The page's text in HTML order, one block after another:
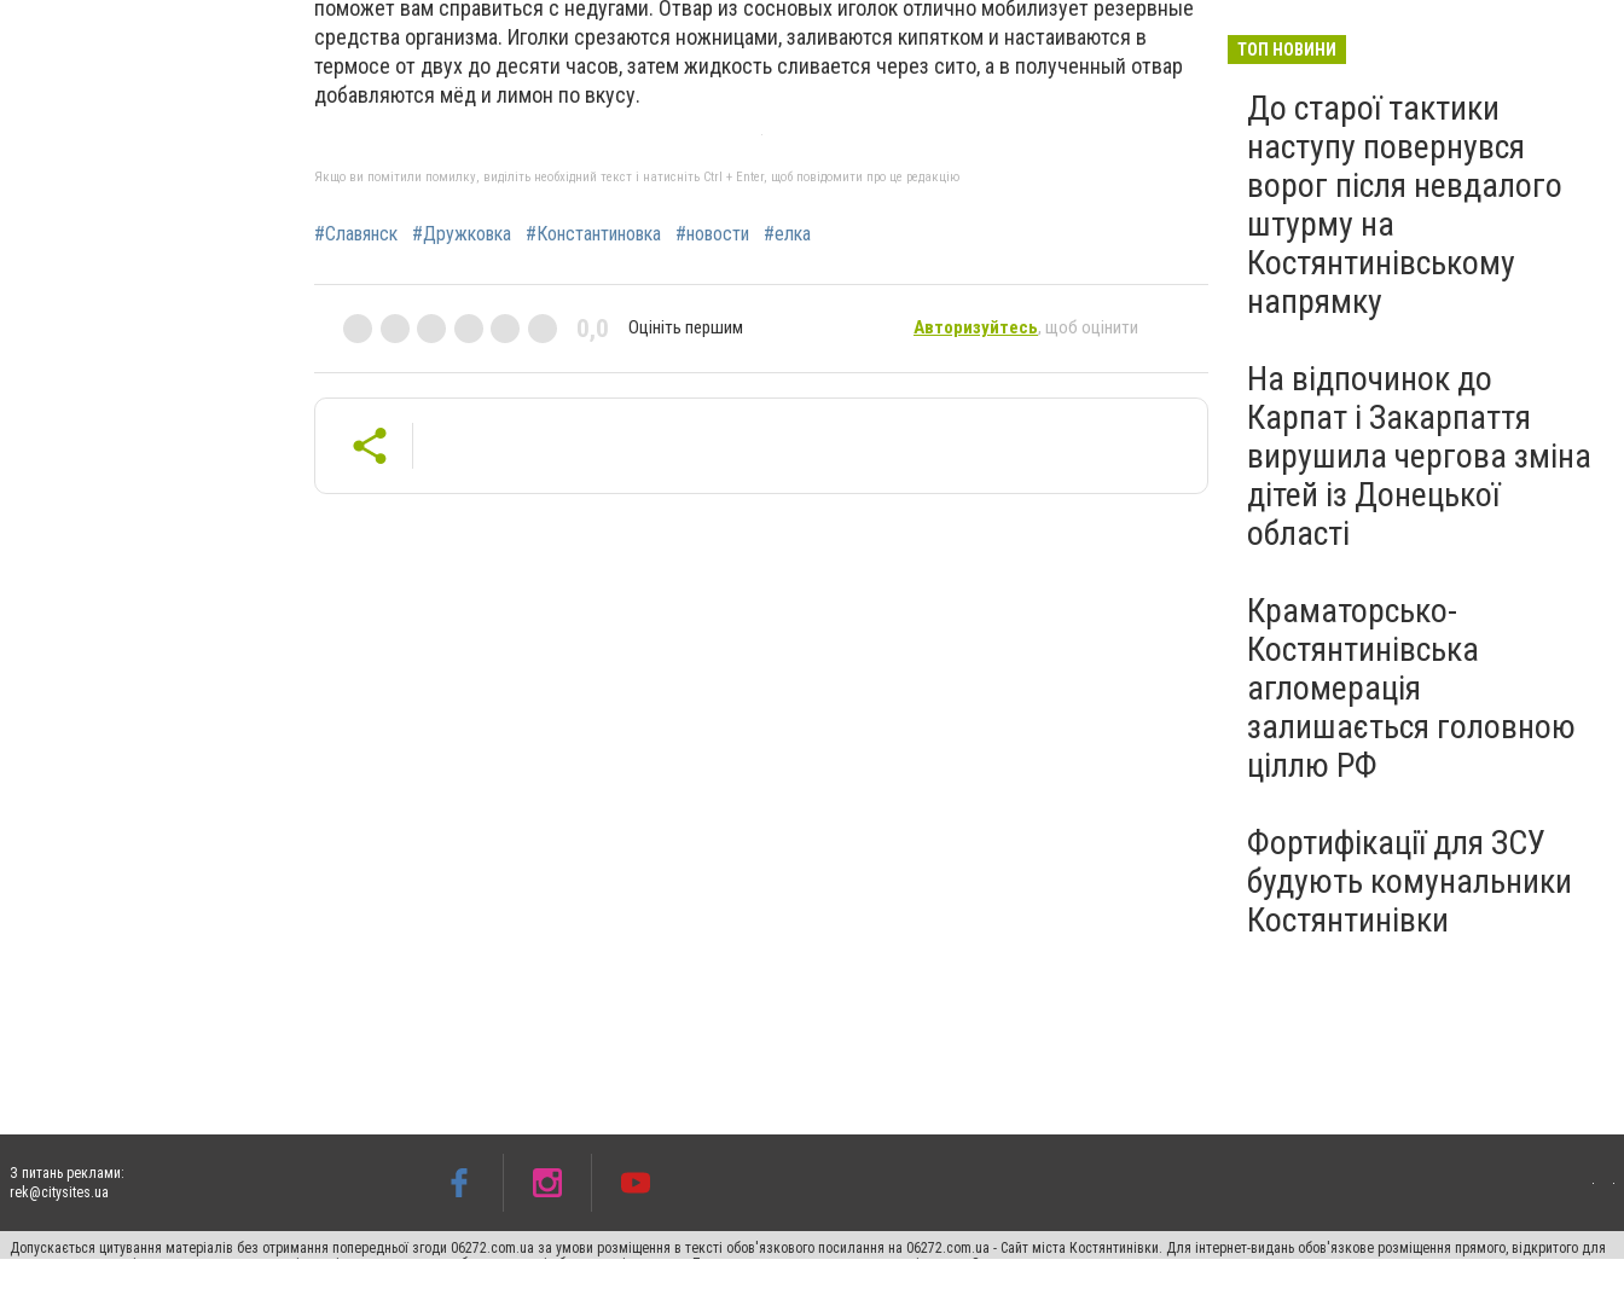
поможет вам справиться с недугами. Отвар из сосновых иголок отлично мобилизует резервные
средства организма. Иголки срезаются ножницами, заливаются кипятком и настаиваются в
термосе от двух до десяти часов, затем жидкость сливается через сито, а в полученный отвар
добавляются мёд и лимон по вкусу.
Якщо ви помітили помилку, виділіть необхідний текст і натисніть Ctrl + Enter, щоб повідомити про це редакцію
#Славянск #Дружковка #Константиновка #новости #елка
0,0 Оцініть першим Авторизуйтесь, щоб оцінити
ТОП НОВИНИ
До старої тактики
наступу повернувся
ворог після невдалого
штурму на
Костянтинівському
напрямку
На відпочинок до
Карпат і Закарпаття
вирушила чергова зміна
дітей із Донецької
області
Краматорсько-
Костянтинівська
агломерація
залишається головною
ціллю РФ
Фортифікації для ЗСУ
будують комунальники
Костянтинівки
З питань реклами:
rek@citysites.ua
Допускається цитування матеріалів без отримання попередньої згоди 06272.com.ua за умови розміщення в тексті обов'язкового посилання на 06272.com.ua - Сайт міста Костянтинівки. Для інтернет-видань обов'язкове розміщення прямого, відкритого для
пошукових систем гіперпосилання на цитовані статті не нижче другого абзацу в тексті або в якості джерела. Порушення виняткових прав переслідується Законом.